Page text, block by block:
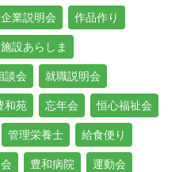
企業説明会 作品作り
設あらしま
談会 就職説明会
和苑 忘年会 恒心福祉会
管理栄養士 給食便り
豊和病院 運動会